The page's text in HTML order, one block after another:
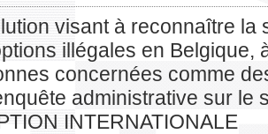
visant à reconnaître la
illégales en Belgique,
concernées comme
administrative sur le
INTERNATIONALE